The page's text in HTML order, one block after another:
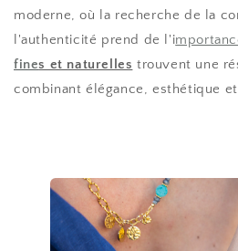
moderne, où la recherche de la
l'authenticité prend de l'i
fines et naturelles trouvent une
combinant élégance, esthétique